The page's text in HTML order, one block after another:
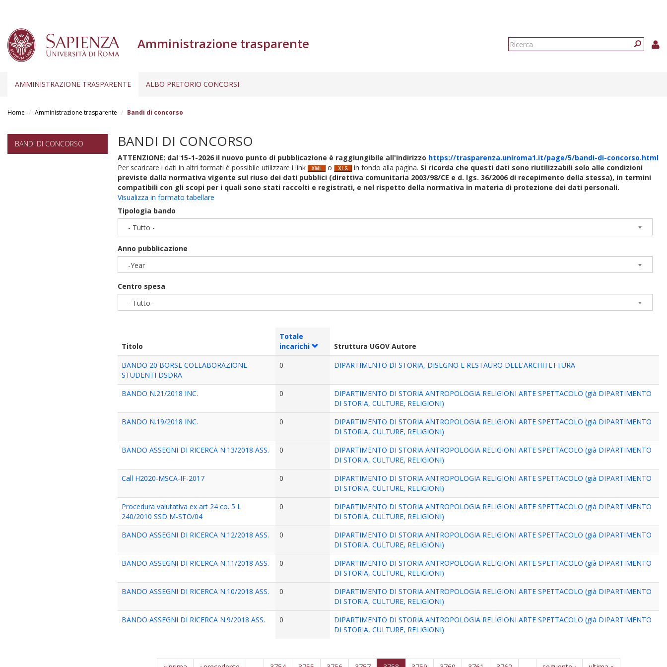
Amministrazione trasparente
Form
AMMINISTRAZIONE TRASPARENTE ALBO PRETORIO CONCORSI
Home Amministrazione trasparente Bandi di concorso
BANDI DI CONCORSO BANDI DI CONCORSO
ATTENZIONE: dal 15-1-2026 il nuovo punto di pubblicazione è raggiungibile all'indirizzo https://trasparenza.uniroma1.it/page/5/bandi-di-concorso.html
Per scaricare i dati in altri formati è possibile utilizzare i link
o in fondo alla pagina. Si ricorda che questi dati sono riutilizzabili solo alle condizioni
previste dalla normativa vigente sul riuso dei dati pubblici (direttiva comunitaria 2003/98/CE e d. lgs. 36/2006 di recepimento della stessa), in termini
compatibili con gli scopi per i quali sono stati raccolti e registrati, e nel rispetto della normativa in materia di protezione dei dati personali.
Visualizza in formato tabellare
Tipologia bando
- Tutto -
Anno pubblicazione
-Year
Centro spesa
- Tutto -
Titolo
Totale
incarichi
Struttura UGOV Autore
BANDO 20 BORSE COLLABORAZIONE
STUDENTI DSDRA
0 DIPARTIMENTO DI STORIA, DISEGNO E RESTAURO DELL'ARCHITETTURA
BANDO N.21/2018 INC. 0
DIPARTIMENTO DI STORIA ANTROPOLOGIA RELIGIONI ARTE SPETTACOLO (già DIPARTIMENTO
DI STORIA, CULTURE, RELIGIONI)
BANDO N.19/2018 INC.
0
DIPARTIMENTO DI STORIA ANTROPOLOGIA RELIGIONI ARTE SPETTACOLO (già DIPARTIMENTO
DI STORIA, CULTURE, RELIGIONI)
BANDO ASSEGNI DI RICERCA N.13/2018 ASS.
0
DIPARTIMENTO DI STORIA ANTROPOLOGIA RELIGIONI ARTE SPETTACOLO (già DIPARTIMENTO
DI STORIA, CULTURE, RELIGIONI)
Call H2020-MSCA-IF-2017
0
DIPARTIMENTO DI STORIA ANTROPOLOGIA RELIGIONI ARTE SPETTACOLO (già DIPARTIMENTO
DI STORIA, CULTURE, RELIGIONI)
Procedura valutativa ex art 24 co. 5 L
240/2010 SSD M-STO/04
0
DIPARTIMENTO DI STORIA ANTROPOLOGIA RELIGIONI ARTE SPETTACOLO (già DIPARTIMENTO
DI STORIA, CULTURE, RELIGIONI)
BANDO ASSEGNI DI RICERCA N.12/2018 ASS.
0
DIPARTIMENTO DI STORIA ANTROPOLOGIA RELIGIONI ARTE SPETTACOLO (già DIPARTIMENTO
DI STORIA, CULTURE, RELIGIONI)
BANDO ASSEGNI DI RICERCA N.11/2018 ASS.
0
DIPARTIMENTO DI STORIA ANTROPOLOGIA RELIGIONI ARTE SPETTACOLO (già DIPARTIMENTO
DI STORIA, CULTURE, RELIGIONI)
BANDO ASSEGNI DI RICERCA N.10/2018 ASS.
0
DIPARTIMENTO DI STORIA ANTROPOLOGIA RELIGIONI ARTE SPETTACOLO (già DIPARTIMENTO
DI STORIA, CULTURE, RELIGIONI)
BANDO ASSEGNI DI RICERCA N.9/2018 ASS.
0
DIPARTIMENTO DI STORIA ANTROPOLOGIA RELIGIONI ARTE SPETTACOLO (già DIPARTIMENTO
DI STORIA, CULTURE, RELIGIONI)